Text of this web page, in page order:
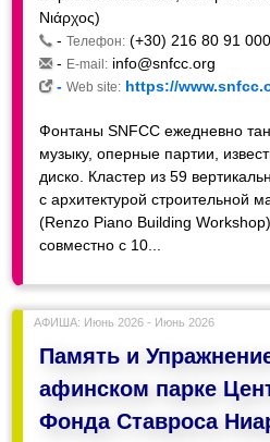
Νιάρχος)
-Телефон: (+30) 216 80 91 000
- E-mail: info@snfcc.org
-Web site: https://
Фонтаны SNFCC ежедневно
музыку, оперные партии,
диско. Кластер из 59
с архитектурой строительной
(Renzo Piano Building
совместно с 10...
АФИША: Июнь 2026 - Июнь 2026
Память и
афинском парке
Фонда Ставроса